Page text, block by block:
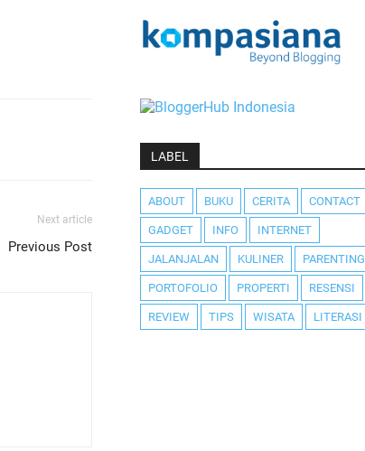
Next article
Previous Post
LABEL
ABOUT BUKU CERITA CONTACT
GADGET INFO INTERNET
JALANJALAN KULINER PARENTING
PORTOFOLIO PROPERTI RESENSI
REVIEW TIPS WISATA LITERASI